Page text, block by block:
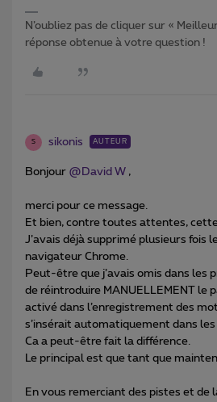
N’oubliez pas de cliquer sur «
réponse obtenue à votre question !
S sikonis AUTEUR
Bonjour @David W ,
merci pour ce message.
Et bien, contre toutes attentes,
J’avais déjà supprimé plusieurs fois
navigateur Chrome.
Peut-être que j’avais omis dans les
de réintroduire MANUELLEMENT le
activé dans l’enregistrement des
s’insérait automatiquement dans
Ca a peut-être fait la différence.
Le principal est que tant que
En vous remerciant des pistes et de